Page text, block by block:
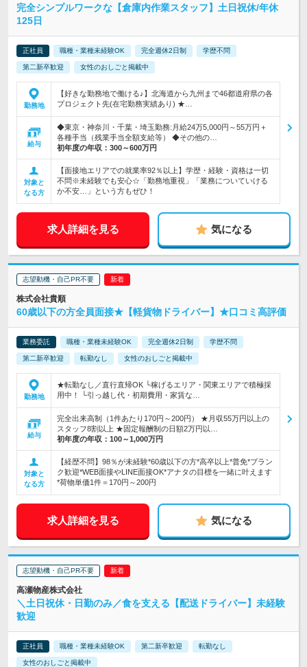
完全シンプルワークな【倉庫内作業スタッフ】土日祝休/年休
125日
正社員 職種・業種未経験OK 完全週休2日制 学歴不問
第二新卒歓迎 女性のおしごと掲載中
勤務地
【好きな勤務地で働ける♪】北海道から九州まで46都道府県の各
プロジェクト先(在宅勤務実績あり) ★…
給与
◆東京・神奈川・千葉・埼玉勤務:月給24万5,000円～55万円＋
各種手当（残業手当全額支給等） ◆その他の…
初年度の年収： 300～600万円
対象と
なる方
【面接地エリアでの就業率92％以上】学歴・経験・資格は一切
不問※未経験でも安心☆「勤務地重視」「業務についていける
か不安…」という方もぜひ！
求人詳細を見る 気になる
志望動機・自己PR不要
株式会社貴順
60歳以下の方全員面接★【軽貨物ドライバー】★口コミ高評価
業務委託 職種・業種未経験OK 完全週休2日制 学歴不問
第二新卒歓迎 転勤なし 女性のおしごと掲載中
勤務地
★転勤なし／直行直帰OK └稼げるエリア・関東エリアで積極採
用中！ └引っ越し代・初期費用・家賃な…
給与
完全出来高制（1件あたり170円～200円） ★月収55万円以上の
スタッフ8割以上 ★固定報酬制の日額2万円以…
初年度の年収： 100～1,000万円
対象と
なる方
【経歴不問】98％が未経験*60歳以下の方*高卒以上*普免*ブラン
ク歓迎*WEB面接やLINE面接OK*アナタの目標を一緒に叶えます
*荷物単価1件＝170円～200円
求人詳細を見る 気になる
志望動機・自己PR不要
高瀬物産株式会社
＼土日祝休・日勤のみ／食を支える【配送ドライバー】未経験
歓迎
正社員 職種・業種未経験OK 第二新卒歓迎 転勤なし
女性のおしごと掲載中